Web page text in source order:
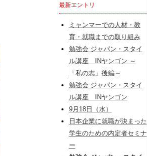
最新エントリ
ミャンマーでの人材・教
育・就職までの取り組み
勉強会 ジャパン・スタイ
ル講座 INヤンゴン ～
「私の志」後編～
勉強会 ジャパン・スタイ
ル講座 INヤンゴン
9月18日（水）
日本企業に就職が決まった
学生のための内定者セミナ
ー